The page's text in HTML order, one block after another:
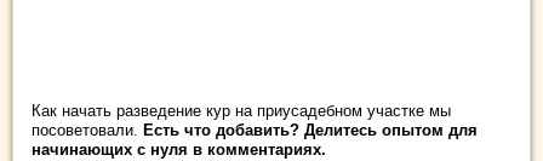
Как начать разведение кур на приусадебном участке мы
посоветовали. Есть что добавить? Делитесь опытом для
начинающих с нуля в комментариях.